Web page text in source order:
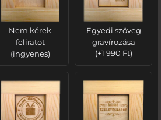
Nem kérek
feliratot
(ingyenes)
Egyedi szöveg
gravírozása
(+1 990 Ft)